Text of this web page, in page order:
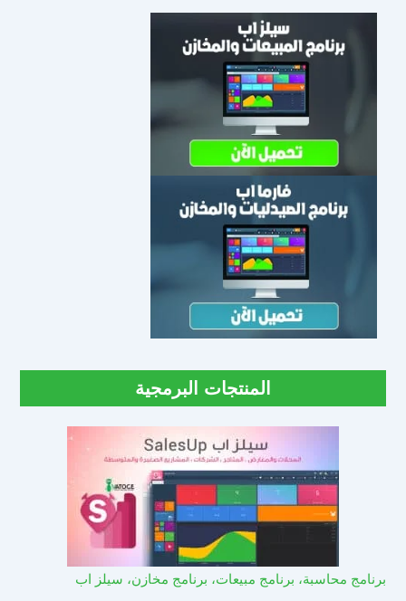
المنتجات البرمجية
برنامج محاسبة، برنامج مبيعات، برنامج مخازن، سيلز اب